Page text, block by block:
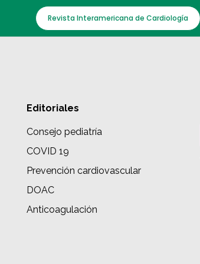
Revista Interamericana de Cardiología
Editoriales
Consejo pediatría
COVID 19
Prevención cardiovascular
DOAC
Anticoagulación